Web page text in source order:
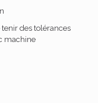
tenir des tolérances
machine